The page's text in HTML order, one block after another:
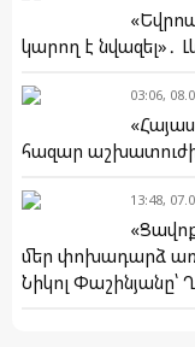
կարող է նվազել»․
03:06,
հազար
13:48,
մեր փոխադարձ
Նիկոլ